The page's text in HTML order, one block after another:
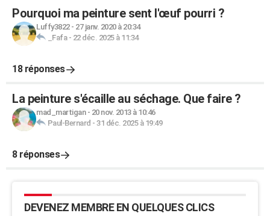
Pourquoi ma peinture sent l'œuf pourri ?
Luffy3822- 27 janv. 2020 à 20:34
_Fafa- 22 déc. 2025 à 11:34
18 réponses
La peinture s'écaille au séchage. Que faire ?
mad_martigan- 20 nov. 2013 à 10:46
Paul-Bernard - 31 déc. 2025 à 19:49
8 réponses
DEVENEZ MEMBRE EN QUELQUES CLICS